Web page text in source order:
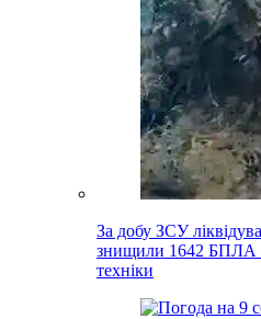
За добу ЗСУ
знищили 1642 БПЛА
техніки